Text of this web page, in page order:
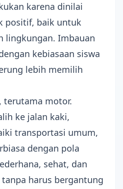
karena dinilai
positif, baik untuk
lingkungan. Imbauan
kebiasaan siswa
lebih memilih
terutama motor.
ke jalan kaki,
transportasi umum,
dengan pola
sehat, dan
harus bergantung